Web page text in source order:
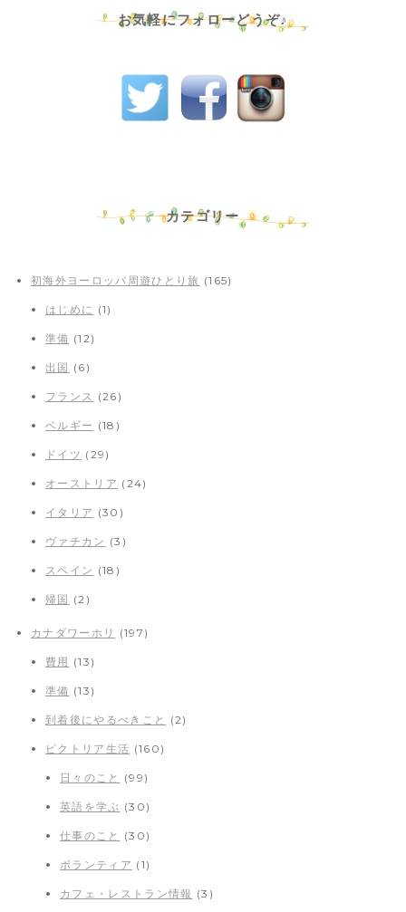
お気軽にフォローどうぞ♪
カテゴリー
初海外ヨーロッパ周遊ひとり旅 (165)
はじめに (1)
準備 (12)
出国 (6)
フランス (26)
ベルギー (18)
ドイツ (29)
オーストリア (24)
イタリア (30)
ヴァチカン (3)
スペイン (18)
帰国 (2)
カナダワーホリ (197)
費用 (13)
準備 (13)
到着後にやるべきこと (2)
ビクトリア生活 (160)
日々のこと (99)
英語を学ぶ (30)
仕事のこと (30)
ボランティア (1)
カフェ・レストラン情報 (3)